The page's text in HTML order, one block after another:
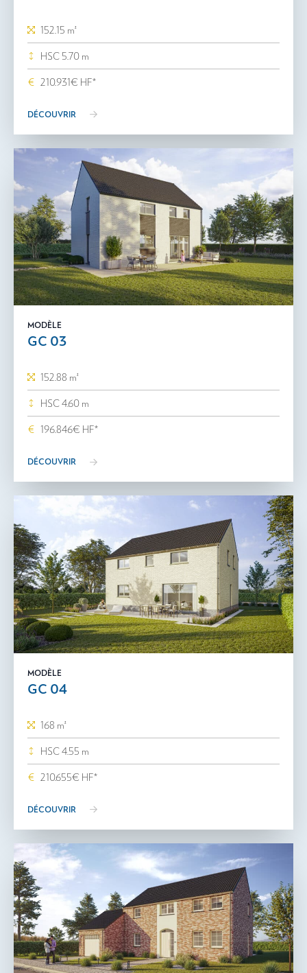
152.15 m²
HSC 5.70 m
210.931€ HF*
DÉCOUVRIR
MODÈLE
GC 03
152.88 m²
HSC 4.60 m
196.846€ HF*
DÉCOUVRIR
MODÈLE
GC 04
168 m²
HSC 4.55 m
210.655€ HF*
DÉCOUVRIR